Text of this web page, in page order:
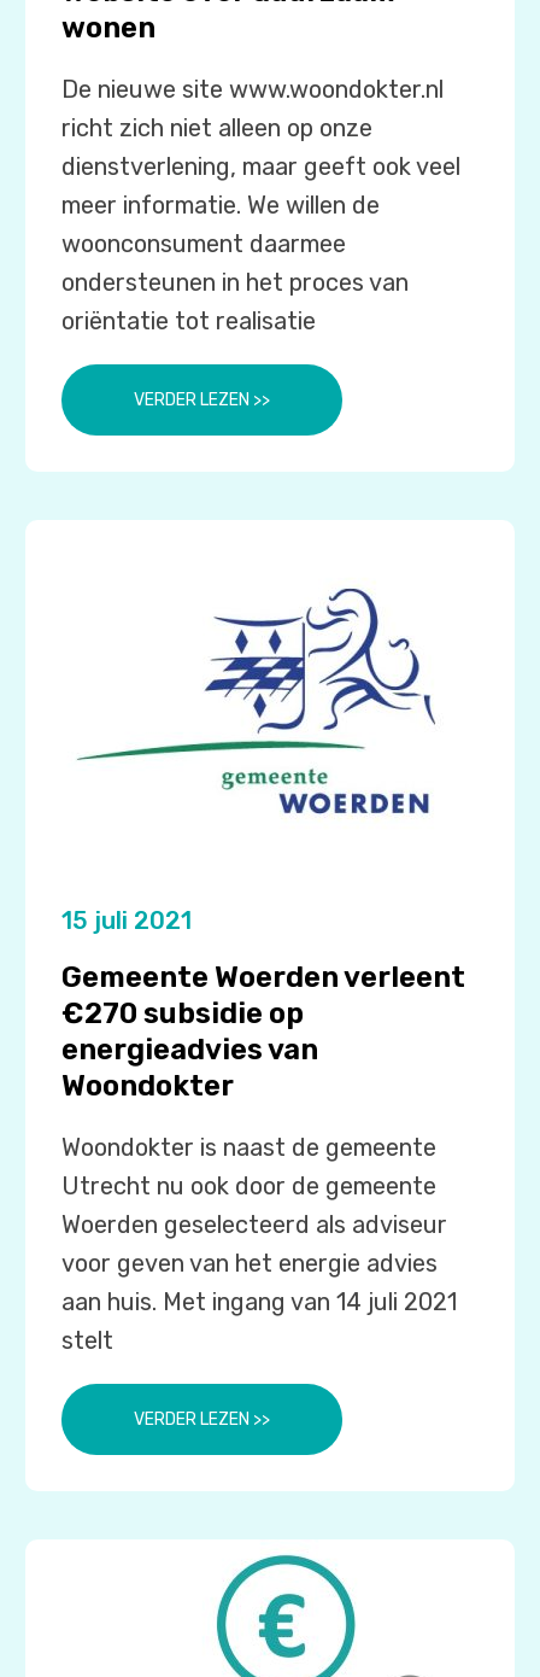
wonen
De nieuwe site www.woondokter.nl
richt zich niet alleen op onze
dienstverlening, maar geeft ook veel
meer informatie. We willen de
woonconsument daarmee
ondersteunen in het proces van
oriëntatie tot realisatie
VERDER LEZEN >>
15 juli 2021
Gemeente Woerden verleent
€270 subsidie op
energieadvies van
Woondokter
Woondokter is naast de gemeente
Utrecht nu ook door de gemeente
Woerden geselecteerd als adviseur
voor geven van het energie advies
aan huis. Met ingang van 14 juli 2021
stelt
VERDER LEZEN >>